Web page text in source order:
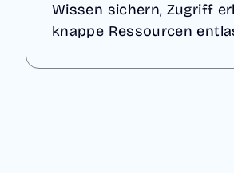
Wissen sichern, Zugriff
knappe Ressourcen